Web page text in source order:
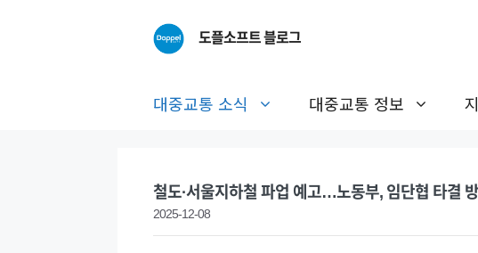
도플소프트 블로그
대중교통 소식 대중교통 정보
철도·서울지하철 파업 예고…노동부, 임단협 타결
2025-12-08